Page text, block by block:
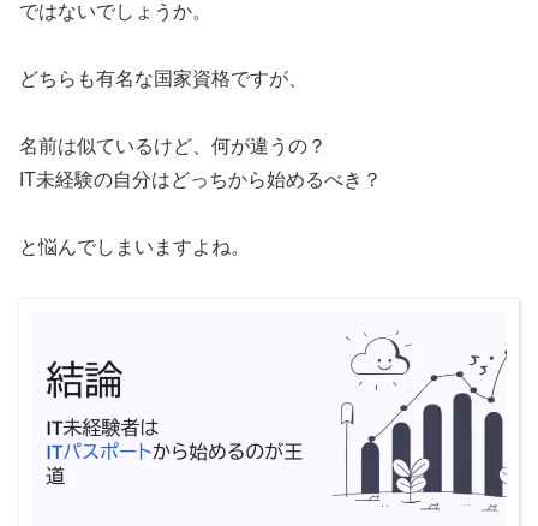
ではないでしょうか。
どちらも有名な国家資格ですが、
名前は似ているけど、何が違うの？
IT未経験の自分はどっちから始めるべき？
と悩んでしまいますよね。